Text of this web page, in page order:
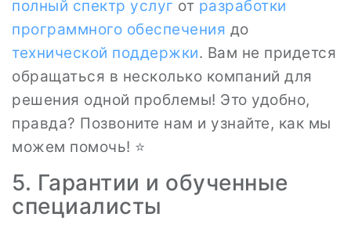
полный спектр услуг от разработки
программного обеспечения до
технической поддержки. Вам не придется
обращаться в несколько компаний для
решения одной проблемы! Это удобно,
правда? Позвоните нам и узнайте, как мы
можем помочь! ⭐
5. Гарантии и обученные
специалисты